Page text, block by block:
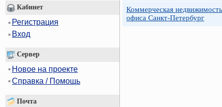
Кабинет
Регистрация
Вход
Сервер
Новое на проекте
Справка / Помощь
Почта
Коммерческая
офиса Санкт-Петербург